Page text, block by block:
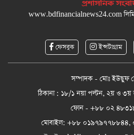
www.bdfinancialnews24.com
ফেসবুক ইন্সটাগ্রাম
সম্পাদক - মোঃ ইউছুফ
ঠিকানা : ১৮/১ নয়া পল্টন, ২য় ও ৩য়
ফোন - +৮৮ ০২
মোবাইল: +৮৮